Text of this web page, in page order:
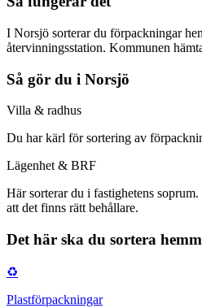
I Norsjö sorterar du förpackningar
återvinningsstation. Kommunen
Så gör du i Norsjö
Villa & radhus
Du har kärl för sortering av
Lägenhet & BRF
Här sorterar du i fastighetens soprum.
att det finns rätt behållare.
Det här ska du sortera
♻️
Plastförpackningar